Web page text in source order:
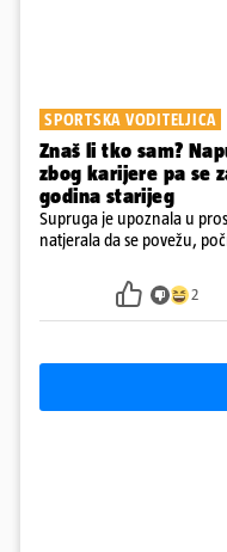
SPORTSKA VODITELJICA
Znaš li tko sam?
zbog karijere pa se
godina starijeg
Supruga je upoznala u
natjerala da se povežu,
2